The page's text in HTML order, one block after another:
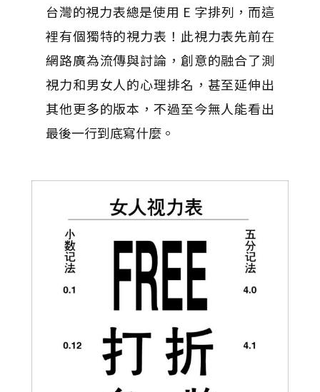
台灣的視力表總是使用 E 字排列，而這
裡有個獨特的視力表！此視力表先前在
網路廣為流傳與討論，創意的融合了測
視力和男女人的心理排名，甚至延伸出
其他更多的版本，不過至今無人能看出
最後一行到底寫什麼。